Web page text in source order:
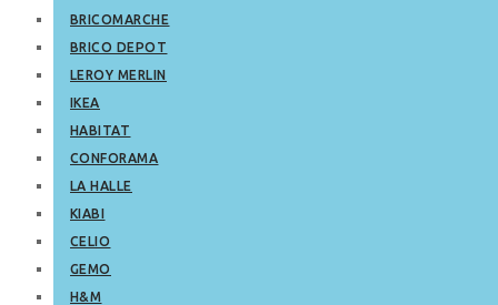
BRICOMARCHE
BRICO DEPOT
LEROY MERLIN
IKEA
HABITAT
CONFORAMA
LA HALLE
KIABI
CELIO
GEMO
H&M